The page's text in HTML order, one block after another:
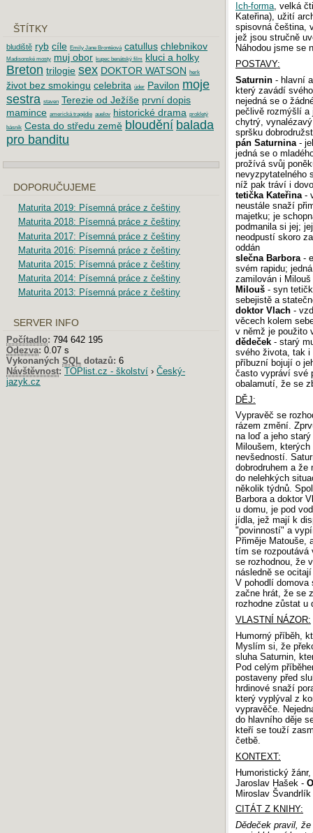
Ich-forma, velká
Kateřina), užití
spisovná čeština,
jež jsou stručně
Náhodou jsme se
POSTAVY:
Saturnin- hlavní a
který zavádí
nejedná se o
pečlivě rozmýšlí a
chytrý,
spršku
pán Saturnina-
jedná se o
prožívá svůj
nevyzpytatelného
níž pak tráví i
tetička Kateřina-
neustále snaží
majetku; je
podmanila si jej;
neodpustí skoro
oddán
slečna Barbora-
svém rapidu;
zamilován i Milouš
Milouš- syn
sebejistě a
doktor Vlach-
věcech kolem
v němž je použito
dědeček- starý
svého života, tak i
příbuzní bojují o
často vypráví své
obalamutí, že se
DĚJ:
Vypravěč se
rázem změní.
na loď a jeho
Miloušem,
nevšedností.
dobrodruhem a
do nelehkých
několik týdnů.
Barbora a doktor
u domu, je pod
jídla, jež mají k
"povinností" a
Přiměje Matouše,
tím se rozpoutává
se rozhodnou, že
následně se
V pohodlí
začne hrát, že se
rozhodne zůstat u
VLASTNÍ NÁZOR:
Humorný příběh,
Myslím si, že
sluha Saturnin,
Pod celým
postaveny před
hrdinové snaží
který vyplýval z
vypravěče.
do hlavního děje
kteří se touží
četbě.
KONTEXT:
Humoristický
Jaroslav Hašek -
Miroslav
CITÁT Z KNIHY:
Dědeček pravil,
ŠTÍTKY
bludiště ryb cíle Emily Jane Brontëová catullus chlebnikov
Madisonské mosty muj obor kupec benátský film kluci a holky
Breton trilogie sex DOKTOR WATSON herk
život bez smokingu celebrita úder Pavilon moje
sestra staven Terezie od Ježíše první dopis
mamince americká tragédie auelov historické drama prokletý
básník Cesta do středu země bloudění balada
pro banditu
DOPORUČUJEME
Maturita 2019: Písemná práce z češtiny
Maturita 2018: Písemná práce z češtiny
Maturita 2017: Písemná práce z češtiny
Maturita 2016: Písemná práce z češtiny
Maturita 2015: Písemná práce z češtiny
Maturita 2014: Písemná práce z češtiny
Maturita 2013: Písemná práce z češtiny
SERVER INFO
Počítadlo: 794 642 195
Odezva: 0.07 s
Vykonaných SQLdotazů: 6
Návštěvnost: TOPlist.cz - školství› Český-
jazyk.cz